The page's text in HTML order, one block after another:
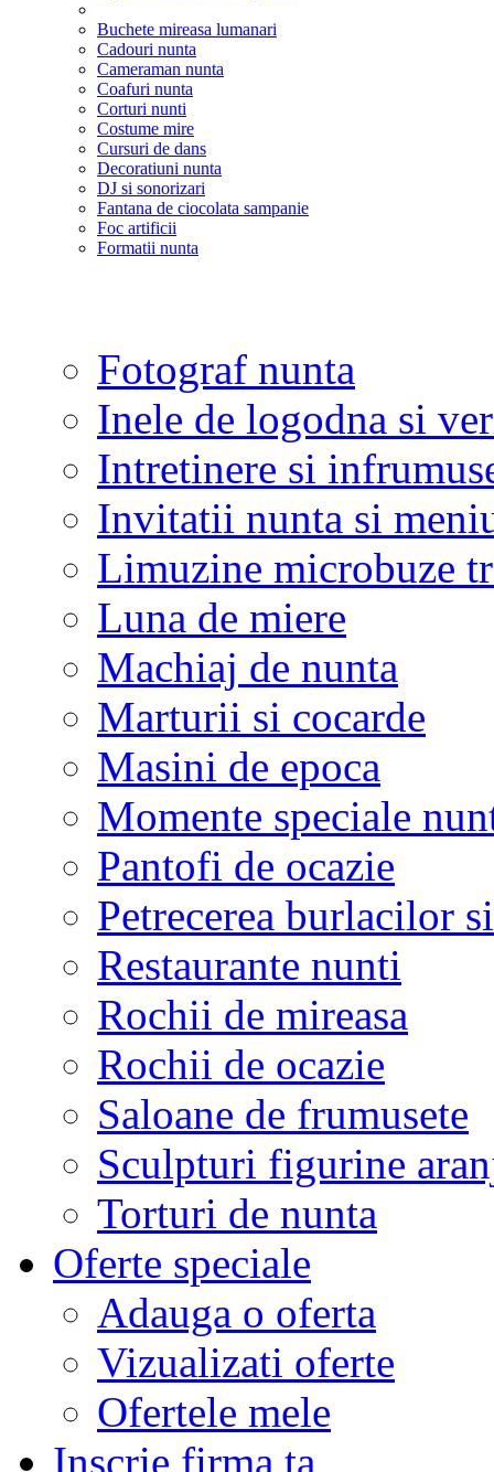
Buchete mireasa lumanari
Cadouri nunta
Cameraman nunta
Coafuri nunta
Corturi nunti
Costume mire
Cursuri de dans
Decoratiuni nunta
DJ si sonorizari
Fantana de ciocolata sampanie
Foc artificii
Formatii nunta
Fotograf nunta
Inele de logodna si
Intretinere si
Invitatii nunta si
Limuzine microbuze
Luna de miere
Machiaj de nunta
Marturii si cocarde
Masini de epoca
Momente speciale
Pantofi de ocazie
Petrecerea burlacilor
Restaurante nunti
Rochii de mireasa
Rochii de ocazie
Saloane de frumusete
Sculpturi figurine
Torturi de nunta
Oferte speciale
Adauga o oferta
Vizualizati oferte
Ofertele mele
Inscrie firma ta